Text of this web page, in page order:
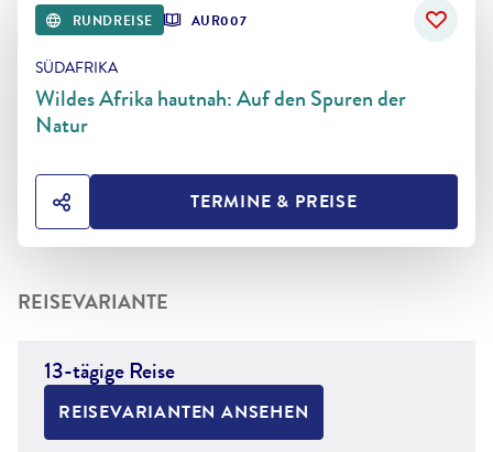
RUNDREISE AUR007
SÜDAFRIKA
Wildes Afrika hautnah: Auf den Spuren der
Natur
HOTEL TEILENTERMINE & PREISE
REISEVARIANTE
13-tägige Reise
REISEVARIANTEN ANSEHEN